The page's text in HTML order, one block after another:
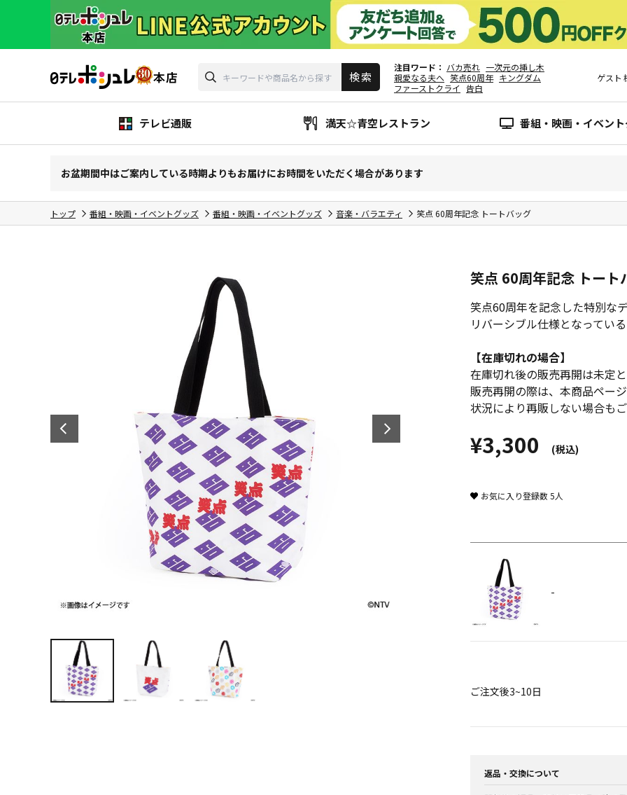
注目ワード バカ売れ 一次元の挿し木
親愛なる夫へ 笑点60周年 キングダム
ファーストクライ
告白
ゲスト
テレビ通販 満天☆青空レストラン 番組・映画・イベン
お盆期間中はご案内している時期よりもお届けにお時間をいただく場合があります
トップ 番組・映画・イベントグッズ 番組・映画・イベントグッズ 音楽・バラエティ 笑点 60周年記念 トートバッグ
笑点 60周年記念 トート
笑点60周年を記念した特別な
リバーシブル仕様となってい
【在庫切れの場合】
在庫切れ後の販売再開は未定
販売再開の際は、本商品ペー
状況により再販しない場合も
¥3,300 (税込)
お気に入り登録数5人
-
ご注文後3~10日
返品・交換について